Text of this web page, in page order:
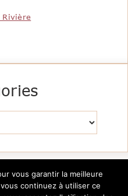
Rivière
vous garantir la meilleure
continuez à utiliser ce